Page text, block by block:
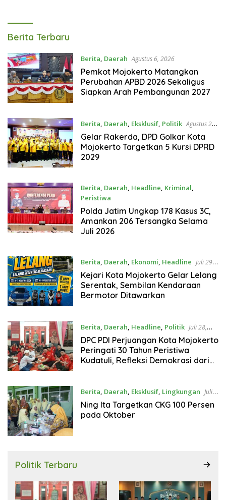
Tagarterkini
Berita Terbaru
Berita, Daerah Agustus 6, 2026
Pemkot Mojokerto Matangkan
Perubahan APBD 2026 Sekaligus
Siapkan Arah Pembangunan 2027
Berita, Daerah, Eksklusif, Politik Agustus 2,
2026
Gelar Rakerda, DPD Golkar Kota
Mojokerto Targetkan 5 Kursi DPRD
2029
Berita, Daerah, Headline, Kriminal,
Peristiwa
Agustus 1, 2026
Polda Jatim Ungkap 178 Kasus 3C,
Amankan 206 Tersangka Selama
Juli 2026
Berita, Daerah, Ekonomi, Headline Juli 29,
2026
Kejari Kota Mojokerto Gelar Lelang
Serentak, Sembilan Kendaraan
Bermotor Ditawarkan
Berita, Daerah, Headline, Politik Juli 28,
2026
DPC PDI Perjuangan Kota Mojokerto
Peringati 30 Tahun Peristiwa
Kudatuli, Refleksi Demokrasi dari
Berita, Daerah, Eksklusif, Lingkungan Juli
23, 2026
Ning Ita Targetkan CKG 100 Persen
pada Oktober
Politik Terbaru